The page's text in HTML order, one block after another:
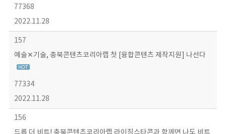
77368
2022.11.28
157
예술✕기술, 충북콘텐츠코리아랩 첫 [융합콘텐츠 제작지원] 나선다
77334
2022.11.28
156